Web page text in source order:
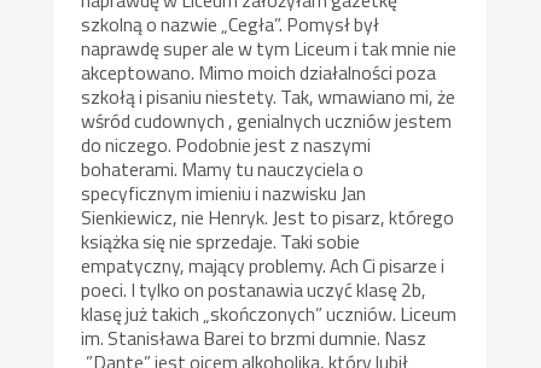
szkolną o nazwie „Cegła”. Pomysł był
naprawdę super ale w tym Liceum i tak mnie nie
akceptowano. Mimo moich działalności poza
szkołą i pisaniu niestety. Tak, wmawiano mi, że
wśród cudownych , genialnych uczniów jestem
do niczego. Podobnie jest z naszymi
bohaterami. Mamy tu nauczyciela o
specyficznym imieniu i nazwisku Jan
Sienkiewicz, nie Henryk. Jest to pisarz, którego
książka się nie sprzedaje. Taki sobie
empatyczny, mający problemy. Ach Ci pisarze i
poeci. I tylko on postanawia uczyć klasę 2b,
klasę już takich „skończonych” uczniów. Liceum
im. Stanisława Barei to brzmi dumnie. Nasz